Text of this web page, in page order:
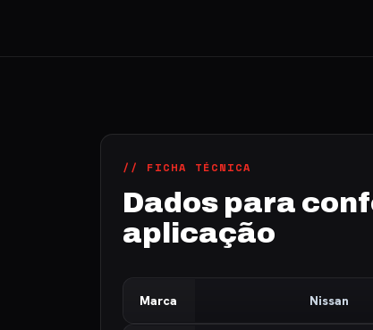
// FICHA TÉCNICA
Dados para
aplicação
Marca Nissan